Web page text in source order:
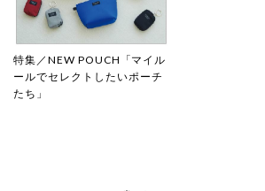
特集／NEW POUCH「マイル
ールでセレクトしたいポーチ
たち」